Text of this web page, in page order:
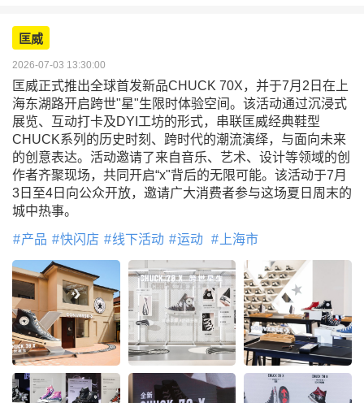
匡威
2026-07-03 13:30:00
匡威正式推出全球首发新品CHUCK 70X，并于7月2日在上
海东湖路开启跨世"星"生限时体验空间。该活动通过沉浸式
展览、互动打卡及DYI工坊的形式，串联匡威经典鞋型
CHUCK系列的历史时刻、跨时代的潮流演绎，与面向未来
的创意表达。活动邀请了来自音乐、艺术、设计等领域的创
作者齐聚现场，共同开启“x"背后的无限可能。该活动于7月
3日至4日向公众开放，邀请广大消费者参与这场夏日周末的
城中热事。
产品 快闪店 线下活动 运动 上海市